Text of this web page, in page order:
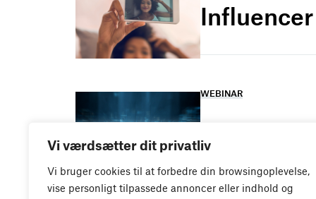
Vi værdsætter dit privatliv
Vi bruger cookies til at forbedre din browsingoplevelse,
vise personligt tilpassede annoncer eller indhold og
WEBINAR
It- og